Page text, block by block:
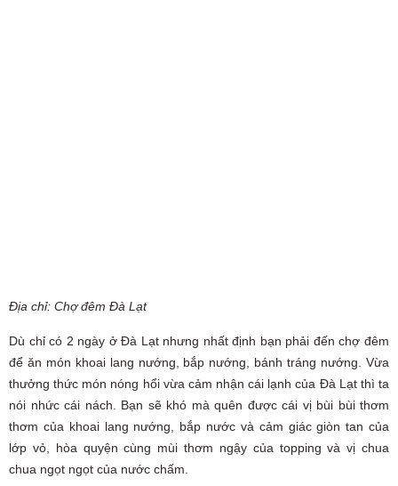
Địa chỉ: Chợ đêm Đà Lạt
Dù chỉ có 2 ngày ở Đà Lạt nhưng nhất định bạn phải đến chợ đêm
để ăn món khoai lang nướng, bắp nướng, bánh tráng nướng. Vừa
thưởng thức món nóng hổi vừa cảm nhận cái lạnh của Đà Lạt thì ta
nói nhức cái nách. Bạn sẽ khó mà quên được cái vị bùi bùi thơm
thơm của khoai lang nướng, bắp nước và cảm giác giòn tan của
lớp vỏ, hòa quyện cùng mùi thơm ngậy của topping và vị chua
chua ngọt ngọt của nước chấm.